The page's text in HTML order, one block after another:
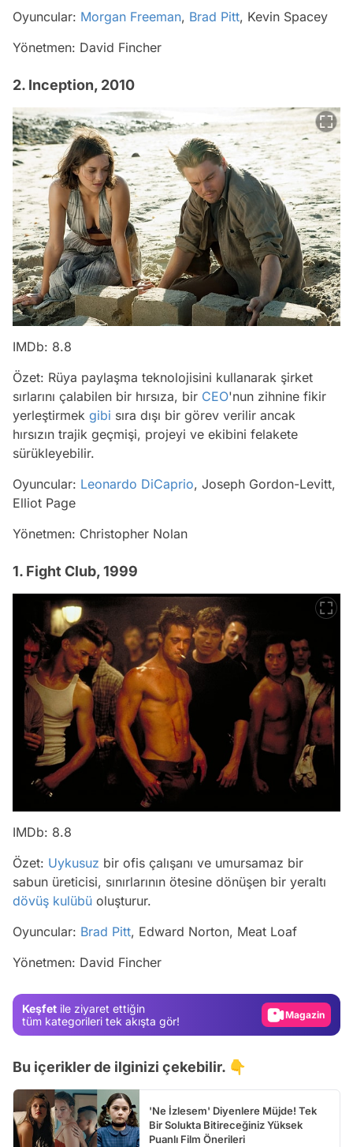
Oyuncular: Morgan Freeman, Brad Pitt, Kevin Spacey
Yönetmen: David Fincher
2. Inception, 2010
IMDb: 8.8
Özet: Rüya paylaşma teknolojisini kullanarak şirket
sırlarını çalabilen bir hırsıza, bir CEO'nun zihnine fikir
yerleştirmek gibi sıra dışı bir görev verilir ancak
hırsızın trajik geçmişi, projeyi ve ekibini felakete
sürükleyebilir.
Oyuncular: Leonardo DiCaprio, Joseph Gordon-Levitt,
Elliot Page
Yönetmen: Christopher Nolan
1. Fight Club, 1999
IMDb: 8.8
Özet: Uykusuz bir ofis çalışanı ve umursamaz bir
sabun üreticisi, sınırlarının ötesine dönüşen bir yeraltı
dövüş kulübü oluşturur.
Oyuncular: Brad Pitt, Edward Norton, Meat Loaf
Yönetmen: David Fincher
Keşfet ile ziyaret ettiğin
tüm kategorileri tek akışta gör!
Video
Bu içerikler de ilginizi çekebilir. 👇
'Ne İzlesem' Diyenlere Müjde! Tek
Bir Solukta Bitireceğiniz Yüksek
Puanlı Film Önerileri